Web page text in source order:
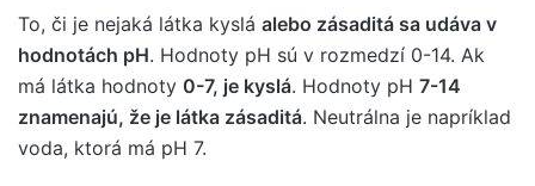
To, či je nejaká látka kyslá alebo zásaditá sa udáva v
hodnotách pH. Hodnoty pH sú v rozmedzí 0-14. Ak
má látka hodnoty 0-7, je kyslá. Hodnoty pH 7-14
znamenajú, že je látka zásaditá. Neutrálna je napríklad
voda, ktorá má pH 7.